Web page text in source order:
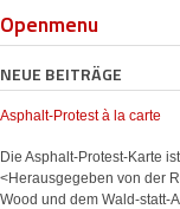
Openmenu
NEUE BEITRÄGE
Asphalt-Protest à la carte
Die Asphalt-Protest-Karte
<Herausgegeben von der
Wood und dem Wald-statt-